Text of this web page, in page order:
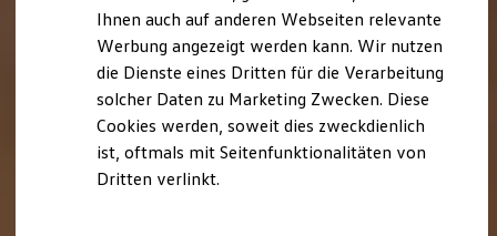
Fördermöglichkeiten für Gewerbekunden
Autonomes Fahren
Mehr zum ID. Buzz
Online Beratung
California Club
California Magazin & Ratgeber
Vanlife
Ihnen auch auf anderen Webseiten relevante
Werbung angezeigt werden kann. Wir nutzen
die Dienste eines Dritten für die Verarbeitung
solcher Daten zu Marketing Zwecken. Diese
Cookies werden, soweit dies zweckdienlich
ist, oftmals mit Seitenfunktionalitäten von
Dritten verlinkt.